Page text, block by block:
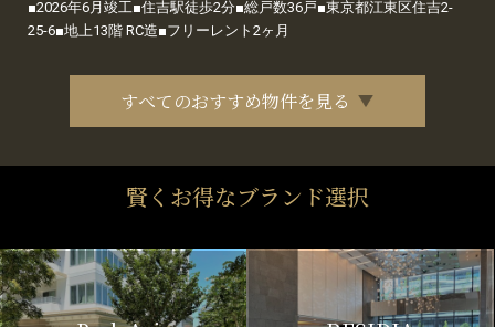
■2026年6月竣工■住吉駅徒歩2分■総戸数36戸■東京都江東区住吉2-
25-6■地上13階 RC造■フリーレント2ヶ月
すべてのおすすめ物件を見る
賢くお得なブランド選択